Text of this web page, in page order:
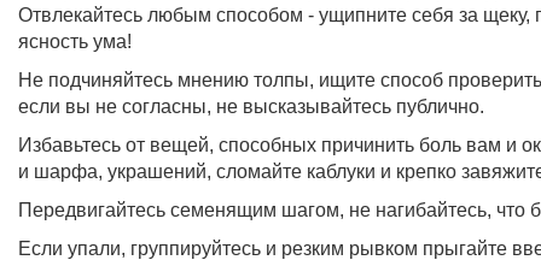
Отвлекайтесь любым способом - ущипните себя за щеку,
ясность ума!
Не подчиняйтесь мнению толпы, ищите способ
если вы не согласны, не высказывайтесь публично.
Избавьтесь от вещей, способных причинить боль вам и
и шарфа, украшений, сломайте каблуки и крепко
Передвигайтесь семенящим шагом, не нагибайтесь, что
Если упали, группируйтесь и резким рывком прыгайте